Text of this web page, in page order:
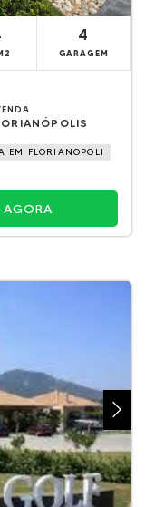
4
GARAGEM
EM FLORIANOPOLI